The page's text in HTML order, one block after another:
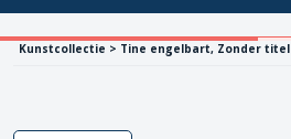
Kunstcollectie > Tine engelbart, Zonder titel